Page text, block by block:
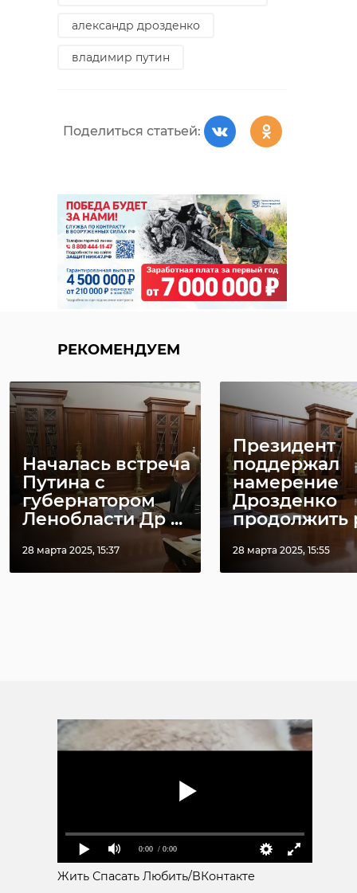
александр дрозденко
владимир путин
Поделиться статьей:
РЕКОМЕНДУЕМ
Началась встреча
Путина с
губернатором
Ленобласти Др ...
28 марта 2025, 15:37
Президент
поддержал
намерение
Дрозденко
продолжить
28 марта 2025, 15:55
0:00 / 0:00
Жить Спасать Любить/ВКонтакте